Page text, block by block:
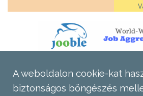
A weboldalon cookie-kat
biztonságos böngészés